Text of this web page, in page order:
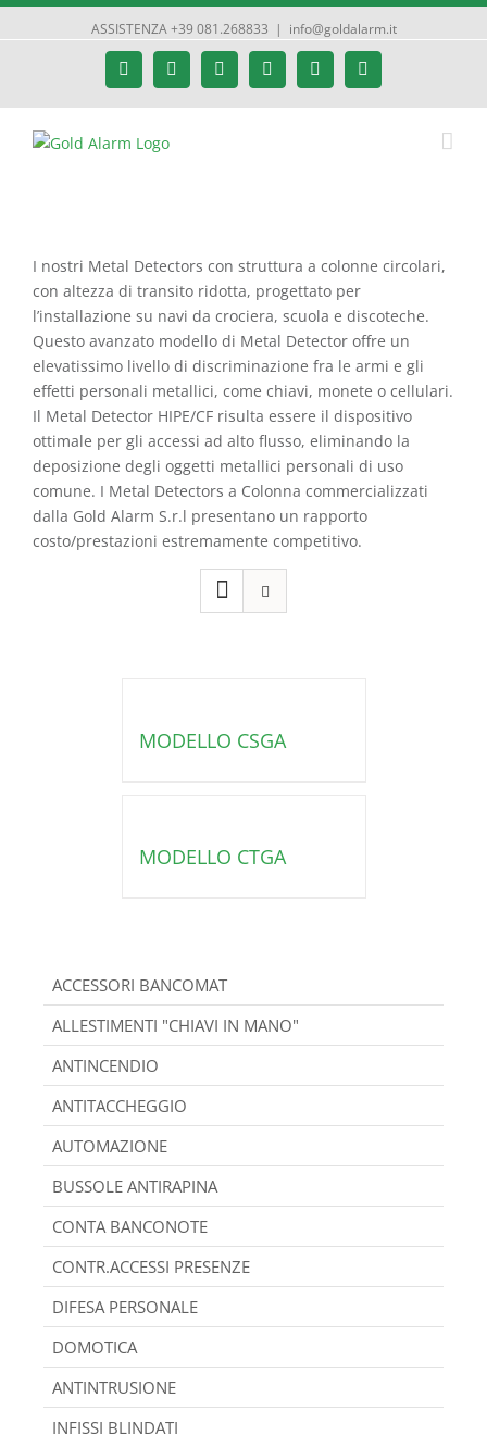
ASSISTENZA +39 081.268833 | info@goldalarm.it
FacebookGoogle+ InstagramTwitter YouTube
I nostri Metal Detectors con struttura a colonne circolari,
con altezza di transito ridotta, progettato per
l’installazione su navi da crociera, scuola e discoteche.
Questo avanzato modello di Metal Detector offre un
elevatissimo livello di discriminazione fra le armi e gli
effetti personali metallici, come chiavi, monete o cellulari.
Il Metal Detector HIPE/CF risulta essere il dispositivo
ottimale per gli accessi ad alto flusso, eliminando la
deposizione degli oggetti metallici personali di uso
comune. I Metal Detectors a Colonna commercializzati
dalla Gold Alarm S.r.l presentano un rapporto
costo/prestazioni estremamente competitivo.
MODELLO CSGA
MODELLO CTGA
ACCESSORI BANCOMAT
ALLESTIMENTI "CHIAVI IN MANO"
ANTINCENDIO
ANTITACCHEGGIO
AUTOMAZIONE
BUSSOLE ANTIRAPINA
CONTA BANCONOTE
CONTR.ACCESSI PRESENZE
DIFESA PERSONALE
DOMOTICA
ANTINTRUSIONE
INFISSI BLINDATI